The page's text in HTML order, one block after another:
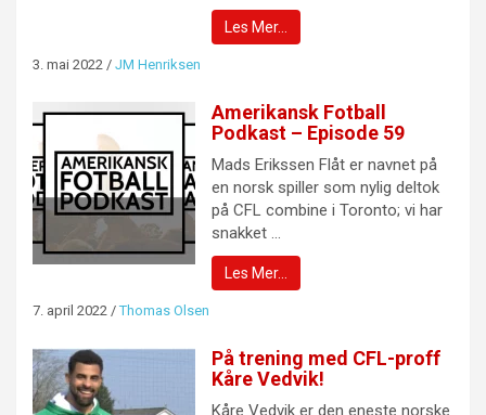
Les Mer…
3. mai 2022 / JM Henriksen
Amerikansk Fotball
Podkast – Episode 59
Mads Erikssen Flåt er navnet på
en norsk spiller som nylig deltok
på CFL combine i Toronto; vi har
snakket ...
Les Mer…
7. april 2022 /Thomas Olsen
På trening med CFL-proff
Kåre Vedvik!
Kåre Vedvik er den eneste norske